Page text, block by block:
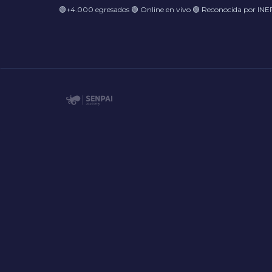
🟢+4.000 egresados 🟢 Online en vivo 🟢 Reconocida por